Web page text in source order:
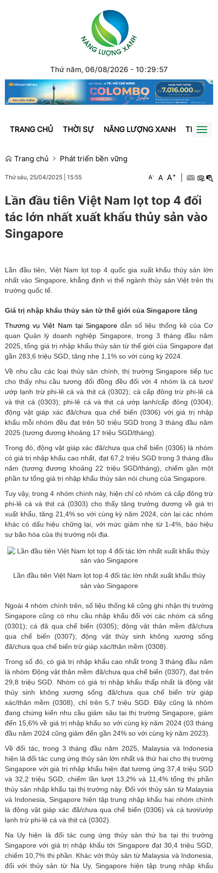
Thứ năm, 06/08/2026 - 10:29:57
TRANG CHỦ THỜI SỰ NĂNG LƯỢNG XANH TRÁI
Trang chủ
Phát triển bền vững
Thứ sáu, 25/04/2025 15:55 A- A A+
Lần đầu tiên Việt Nam lọt top 4 đối
tác lớn nhất xuất khẩu thủy sản vào
Singapore
Lần đầu tiên, Việt Nam lọt top 4 quốc gia xuất khẩu thủy sản lớn
nhất vào Singapore, khẳng định vị thế ngành thủy sản Việt trên thị
trường quốc tế.
Giá trị nhập khẩu thủy sản từ thế giới của Singapore tăng
Thương vụ Việt Nam tại Singaporedẫn số liệu thống kê của Cơ
quan Quản lý doanh nghiệp Singapore, trong 3 tháng đầu năm
2025, tổng giá trị nhập khẩu thủy sản từ thế giới của Singapore đạt
gần 283,6 triệu SGD, tăng nhẹ 1,1% so với cùng kỳ 2024.
Về nhu cầu các loại thủy sản chính, thị trường Singapore tiếp tục
cho thấy nhu cầu tương đối đồng đều đối với 4 nhóm là cá tươi/
ướp lạnh trừ phi-lê cá và thịt cá (0302); cá cấp đông trừ phi-lê cá
và thịt cá (0303); phi-lê cá và thịt cá ướp lạnh/cấp đông (0304);
động vật giáp xác đã/chưa qua chế biến (0306) với giá trị nhập
khẩu mỗi nhóm đều đạt trên 50 triệu SGD trong 3 tháng đầu năm
2025 (tương đương khoảng 17 triệu SGD/tháng).
Trong đó, động vật giáp xác đã/chưa qua chế biến (0306) là nhóm
có giá trị nhập khẩu cao nhất, đạt 67,2 triệu SGD trong 3 tháng đầu
năm (tương đương khoảng 22 triệu SGD/tháng), chiếm gần một
phần tư tổng giá trị nhập khẩu thủy sản nói chung của Singapore.
Tuy vậy, trong 4 nhóm chính này, hiện chỉ có nhóm cá cấp đông trừ
phi-lê cá và thịt cá (0303) cho thấy tăng trưởng dương về giá trị
xuất khẩu, tăng 21,4% so với cùng kỳ năm 2024, còn lại các nhóm
khác có dấu hiệu chững lại, với mức giảm nhẹ từ 1-4%, báo hiệu
sự bão hòa của thị trường nội địa.
Lần đầu tiên Việt Nam lọt top 4 đối tác lớn nhất xuất khẩu thủy
sản vào Singapore
Ngoài 4 nhóm chính trên, số liệu thống kê cũng ghi nhận thị trường
Singapore cũng có nhu cầu nhập khẩu đối với các nhóm cá sống
(0301); cá đã qua chế biến (0305); động vật thân mềm đã/chưa
qua chế biến (0307); động vật thủy sinh không xương sống
đã/chưa qua chế biến trừ giáp xác/thân mềm (0308).
Trong số đó, có giá trị nhập khẩu cao nhất trong 3 tháng đầu năm
là nhóm Động vật thân mềm đã/chưa qua chế biến (0307), đạt trên
29,8 triệu SGD. Nhóm có giá trị nhập khẩu thấp nhất là động vật
thủy sinh không xương sống đã/chưa qua chế biến trừ giáp
xác/thân mềm (0308), chỉ trên 5,7 triệu SGD. Đây cũng là nhóm
đang chứng kiến nhu cầu giảm sâu tại thị trường Singapore, giảm
đến 15,6% về giá trị nhập khẩu so với cùng kỳ năm 2024 (03 tháng
đầu năm 2024 cũng giảm đến gần 24% so với cùng kỳ năm 2023).
Về đối tác, trong 3 tháng đầu năm 2025, Malaysia và Indonesia
hiện là đối tác cung ứng thủy sản lớn nhất và thứ hai cho thị trường
Singapore với giá trị nhập khẩu hiện đạt tương ứng 37,4 triệu SGD
và 32,2 triệu SGD, chiếm lần lượt 13,2% và 11,4% tổng thị phần
thủy sản nhập khẩu tại thị trường này. Đối với thủy sản từ Malaysia
và Indonesia, Singapore hiện tập trung nhập khẩu hai nhóm chính
là động vật giáp xác đã/chưa qua chế biến (0306) và cá tươi/ướp
lạnh trừ phi-lê cá và thịt cá (0302).
Na Uy hiện là đối tác cung ứng thủy sản thứ ba tại thị trường
Singapore với giá trị nhập khẩu tới Singapore đạt 30,4 triệu SGD,
chiếm 10,7% thị phần. Khác với thủy sản từ Malaysia và Indonesia,
đối với thủy sản từ Na Uy, Singapore hiện tập trung nhập khẩu